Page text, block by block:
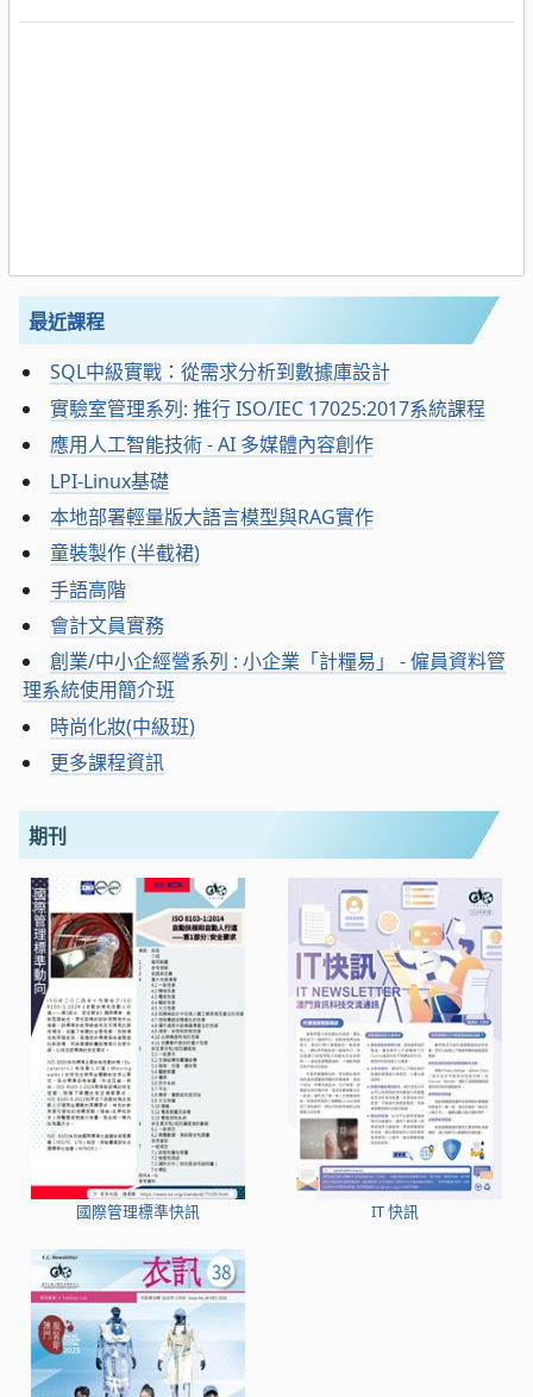
最近課程
SQL中級實戰：從需求分析到數據庫設計
實驗室管理系列: 推行 ISO/IEC 17025:2017系統課程
應用人工智能技術 - AI 多媒體內容創作
LPI-Linux基礎
本地部署輕量版大語言模型與RAG實作
童裝製作 (半截裙)
手語高階
會計文員實務
創業/中小企經營系列 : 小企業「計糧易」 - 僱員資料管
理系統使用簡介班
時尚化妝(中級班)
更多課程資訊
期刊
國際管理標準快訊 IT 快訊